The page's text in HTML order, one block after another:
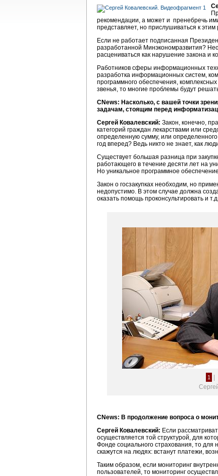
рекомендации, а может и пренебречь
представляет, но прислушиваться к
Если не работает подписанная
разработанной Минэкономразвития?
расцениваться как нарушение закона и
Работников сферы информационных
разработка информационных систем,
программного обеспечения,
звенья, то многие проблемы будут
CNews: Насколько, с вашей точки
задачам, стоящим перед
Сергей Ковалевский: Закон, конечно,
категорий граждан лекарствами или
определенную сумму, или
год вперед? Ведь никто не знает, как
Существует большая разница при
работающего в течение десяти лет на
Но уникальное программное
Закон о госзакупках необходим, но
недопустимо. В этом случае должна
оказать помощь проконсультировать и
1
CNews: В продолжение вопроса о
Сергей Ковалевский: Если
осуществляется той структурой, для
Фонде социального страхования, то
скажутся на людях: встанут платежи,
Таким образом, если мониторинг
пользователей, то мониторинг